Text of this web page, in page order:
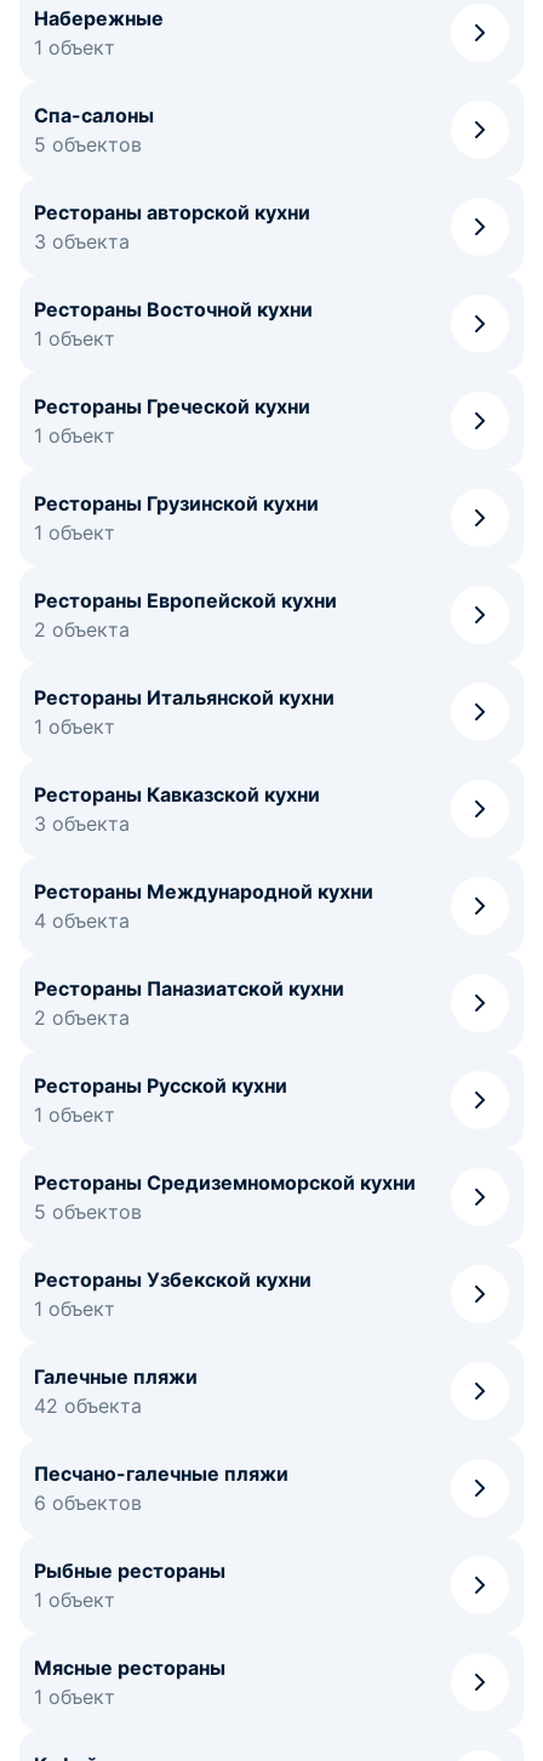
Набережные
1 объект
Спа-салоны
5 объектов
Рестораны авторской кухни
3 объекта
Рестораны Восточной кухни
1 объект
Рестораны Греческой кухни
1 объект
Рестораны Грузинской кухни
1 объект
Рестораны Европейской кухни
2 объекта
Рестораны Итальянской кухни
1 объект
Рестораны Кавказской кухни
3 объекта
Рестораны Международной кухни
4 объекта
Рестораны Паназиатской кухни
2 объекта
Рестораны Русской кухни
1 объект
Рестораны Средиземноморской кухни
5 объектов
Рестораны Узбекской кухни
1 объект
Галечные пляжи
42 объекта
Песчано-галечные пляжи
6 объектов
Рыбные рестораны
1 объект
Мясные рестораны
1 объект